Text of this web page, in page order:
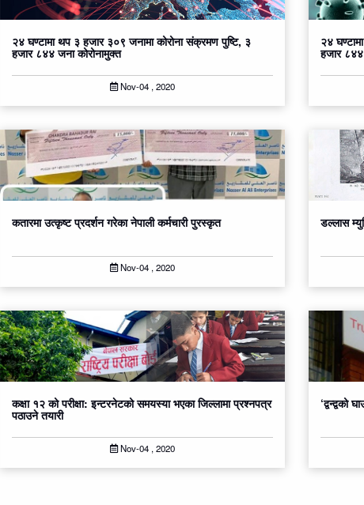
२४ घण्टामा थप ३ हजार ३०९ जनामा कोरोना संक्रमण पुष्टि, ३
हजार ८४४ जना कोरोनामुक्त
Nov-04 , 2020
२४
हजार ८४४
कतारमा उत्कृष्ट प्रदर्शन गरेका नेपाली कर्मचारी पुरस्कृत
Nov-04 , 2020
डल्लास
कक्षा १२ को परीक्षा: इन्टरनेटको समयस्या भएका जिल्लामा प्रश्नपत्र
पठाउने तयारी
Nov-04 , 2020
‘द्वन्द्वको